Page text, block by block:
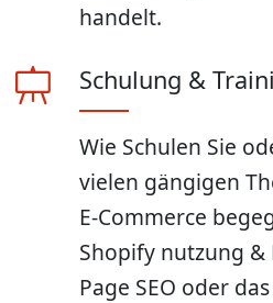
handelt.
Schulung &
Wie Schulen Sie
vielen gängigen
E-Commerce
Shopify nutzung
Page SEO oder